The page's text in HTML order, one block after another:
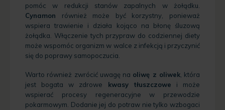
pomóc w redukcji stanów zapalnych w żołądku.
Cynamon również może być korzystny, ponieważ
wspiera trawienie i działa kojąco na błonę śluzową
żołądka. Włączenie tych przypraw do codziennej diety
może wspomóc organizm w walce z infekcją i przyczynić
się do poprawy samopoczucia.
Warto również zwrócić uwagę na oliwę z oliwek, która
jest bogata w zdrowe kwasy tłuszczowe i może
wspierać procesy regeneracyjne w przewodzie
pokarmowym. Dodanie jej do potraw nie tylko wzbogaci